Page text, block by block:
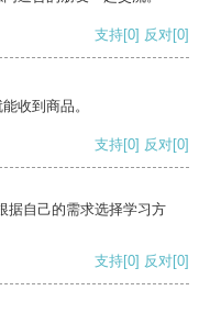
支持[0] 反对[0]
收到商品。
支持[0] 反对[0]
据自己的需求选择学习方
支持[0] 反对[0]